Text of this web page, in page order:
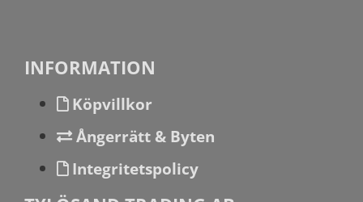
INFORMATION
Köpvillkor
Ångerrätt & Byten
Integritetspolicy